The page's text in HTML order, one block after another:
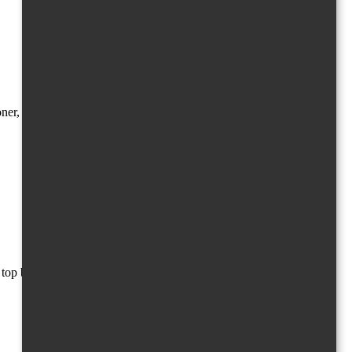
fotogener Start in die Nacht, bevor es weiter Richtung Viertel
bewertet. Perfekte Grundlage für die Gruppe, bevor der lange